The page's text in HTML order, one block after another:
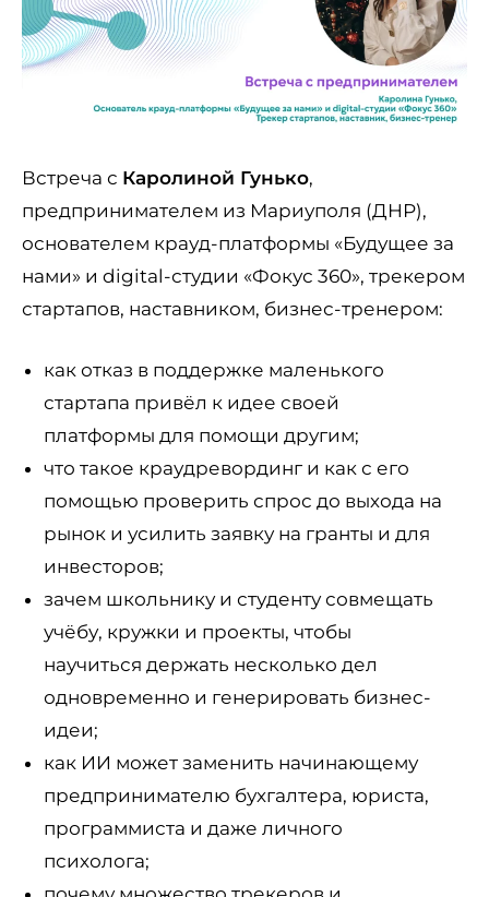
Встреча с Каролиной Гунько,
предпринимателем из Мариуполя (ДНР),
основателем крауд-платформы «Будущее за
нами» и digital-студии «Фокус 360», трекером
стартапов, наставником, бизнес-тренером:
как отказ в поддержке маленького
стартапа привёл к идее своей
платформы для помощи другим;
что такое краудревординг и как с его
помощью проверить спрос до выхода на
рынок и усилить заявку на гранты и для
инвесторов;
зачем школьнику и студенту совмещать
учёбу, кружки и проекты, чтобы
научиться держать несколько дел
одновременно и генерировать бизнес-
идеи;
как ИИ может заменить начинающему
предпринимателю бухгалтера, юриста,
программиста и даже личного
психолога;